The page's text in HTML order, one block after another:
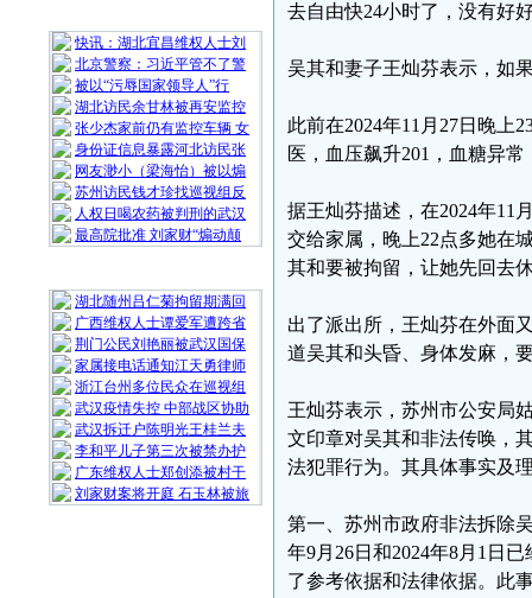
快讯：湖北宜昌维权人士刘
北京警察：习近平管不了警
被以“污辱国家领导人”行
湖北访民余甘林被再安监控
张少杰家前仍有监控车辆 女
身份证信息暴露河北访民张
网友渺小（梁海怡）被以煽
苏州访民钱才珍找巡视组反
人权日喝农药被判刑的武汉
最高院批准 刘家财“煽动颠
湖北随州吕仁菊拘留期满回
广西维权人士谭爱军遭跨省
荆门公民刘艳丽被武汉国保
家属接电话通知江天勇律师
浙江台州多位民众在巡视组
武汉疫情失控 中部战区协助
武汉拆迁户陈明光王桂兰夫
李和平儿子第三次被禁办护
广东维权人士郑创添被村干
刘家财案将开庭 石玉林被旅
去自由快24小时了，没有好
吴其和妻子王灿芬表示，如
此前在2024年11月27日晚上
医，血压飙升201，血糖异
据王灿芬描述，在2024年11
交给家属，晚上22点多她在
其和要被拘留，让她先回去
出了派出所，王灿芬在外面
道吴其和头昏、身体发麻，
王灿芬表示，苏州市公安局
文印章对吴其和非法传唤，
法犯罪行为。其具体事实及
第一、苏州市政府非法拆除
年9月26日和2024年8月1日
了参考依据和法律依据。此